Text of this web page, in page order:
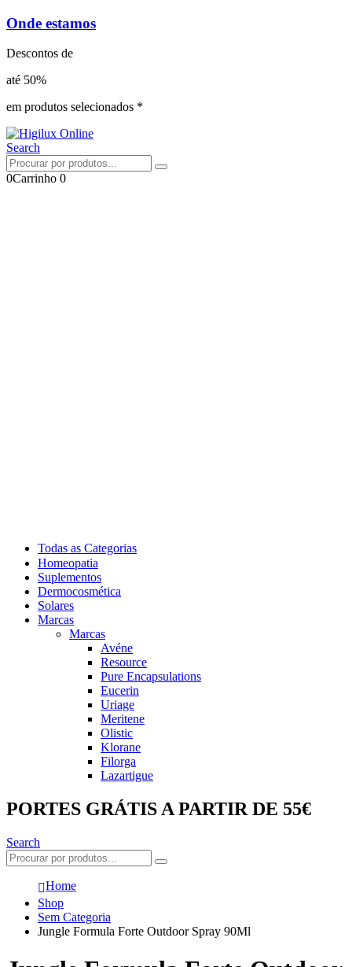
Onde estamos
Descontos de
até 50%
em produtos selecionados *
Search
0Carrinho 0
Todas as Categorias
Homeopatia
Suplementos
Dermocosmética
Solares
Marcas
Marcas
Avéne
Resource
Pure Encapsulations
Eucerin
Uriage
Meritene
Olistic
Klorane
Filorga
Lazartigue
PORTES GRÁTIS A PARTIR DE 55€
Search
Home
Shop
Sem Categoria
Jungle Formula Forte Outdoor Spray 90Ml